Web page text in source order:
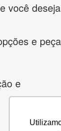
você
e peça
e